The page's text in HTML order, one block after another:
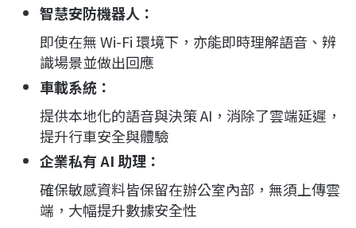
智慧安防機器人：
即使在無 Wi-Fi 環境下，亦能即時理解語音、辨
識場景並做出回應
車載系統：
提供本地化的語音與決策 AI，消除了雲端延遲，
提升行車安全與體驗
企業私有 AI 助理：
確保敏感資料皆保留在辦公室內部，無須上傳雲
端，大幅提升數據安全性